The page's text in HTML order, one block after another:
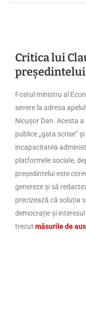
Critica lui
președintelui
Fostul ministru al
severe la adresa
Nicușor Dan. Acesta
publice „gata scrise”
incapacitatea
platformele sociale,
președintelui este
genereze și să
precizează că soluția
democrație și
trecut măsurile de